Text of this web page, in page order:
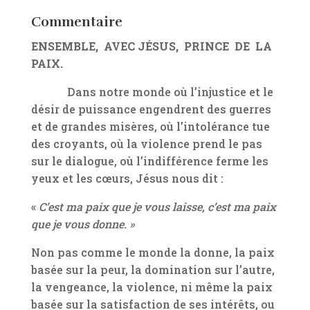
Commentaire
ENSEMBLE, AVEC JÉSUS, PRINCE DE LA
PAIX.
Dans notre monde où l’injustice et le
désir de puissance engendrent des guerres
et de grandes misères, où l’intolérance tue
des croyants, où la violence prend le pas
sur le dialogue, où l’indifférence ferme les
yeux et les cœurs, Jésus nous dit :
« C’est ma paix que je vous laisse, c’est ma paix
que je vous donne. »
Non pas comme le monde la donne, la paix
basée sur la peur, la domination sur l’autre,
la vengeance, la violence, ni même la paix
basée sur la satisfaction de ses intérêts, ou